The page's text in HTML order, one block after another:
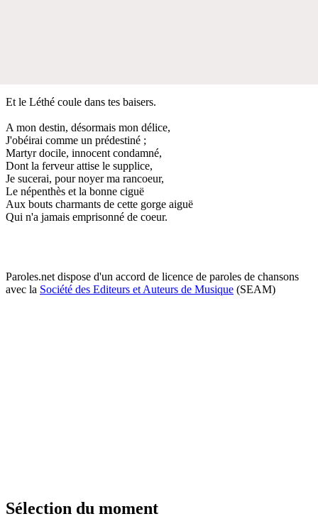
Et le Léthé coule dans tes baisers.
A mon destin, désormais mon délice,
J'obéirai comme un prédestiné ;
Martyr docile, innocent condamné,
Dont la ferveur attise le supplice,
Je sucerai, pour noyer ma rancoeur,
Le népenthès et la bonne ciguë
Aux bouts charmants de cette gorge aiguë
Qui n'a jamais emprisonné de coeur.
Paroles.net dispose d'un accord de licence de paroles de chansons
avec la Société des Editeurs et Auteurs de Musique (SEAM)
Sélection du moment